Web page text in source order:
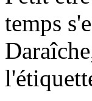
temps